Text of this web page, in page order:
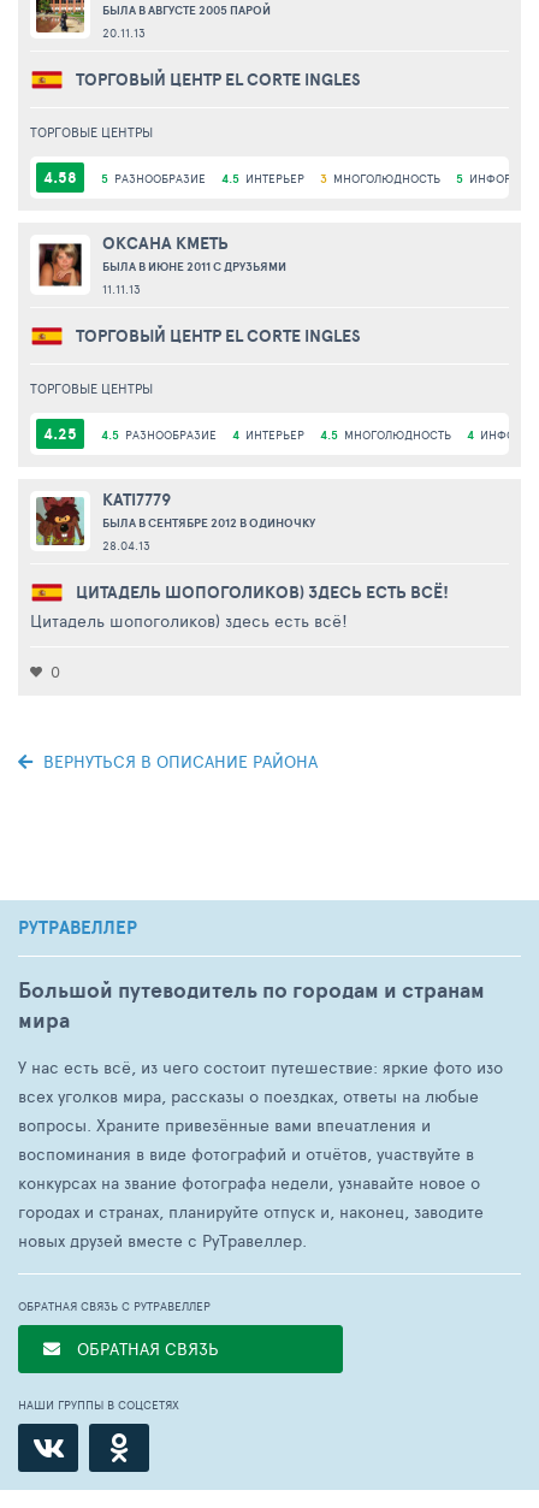
БЫЛА В АВГУСТЕ 2005 ПАРОЙ
20.11.13
ТОРГОВЫЙ ЦЕНТР EL CORTE INGLES
ТОРГОВЫЕ ЦЕНТРЫ
4.58 5 РАЗНООБРАЗИЕ 4.5 ИНТЕРЬЕР 3 МНОГОЛЮДНОСТЬ 5
ОКСАНА КМЕТЬ
БЫЛА В ИЮНЕ 2011 С ДРУЗЬЯМИ
11.11.13
ТОРГОВЫЙ ЦЕНТР EL CORTE INGLES
ТОРГОВЫЕ ЦЕНТРЫ
4.25 4.5 РАЗНООБРАЗИЕ 4 ИНТЕРЬЕР 4.5 МНОГОЛЮДНОСТЬ 4
KATI7779
БЫЛА В СЕНТЯБРЕ 2012 В ОДИНОЧКУ
28.04.13
ЦИТАДЕЛЬ ШОПОГОЛИКОВ) ЗДЕСЬ ЕСТЬ ВСЁ!
Цитадель шопоголиков) здесь есть всё!
0
ВЕРНУТЬСЯ В ОПИСАНИЕ РАЙОНА
РУТРАВЕЛЛЕР
Большой путеводитель по городам и странам
мира
У нас есть всё, из чего состоит путешествие: яркие фото изо
всех уголков мира, рассказы о поездках, ответы на любые
вопросы. Храните привезённые вами впечатления и
воспоминания в виде фотографий и отчётов, участвуйте в
конкурсах на звание фотографа недели, узнавайте новое о
городах и странах, планируйте отпуск и, наконец, заводите
новых друзей вместе с РуТравеллер.
ОБРАТНАЯ СВЯЗЬ С РУТРАВЕЛЛЕР
ОБРАТНАЯ СВЯЗЬ
НАШИ ГРУППЫ В СОЦСЕТЯХ